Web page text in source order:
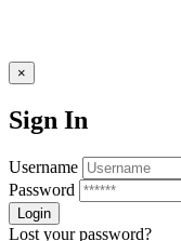
×
Sign In
Username
Password
Lost your password?